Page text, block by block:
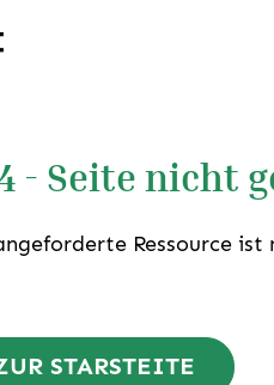
- Seite nicht
Ressource
STARSTEITE